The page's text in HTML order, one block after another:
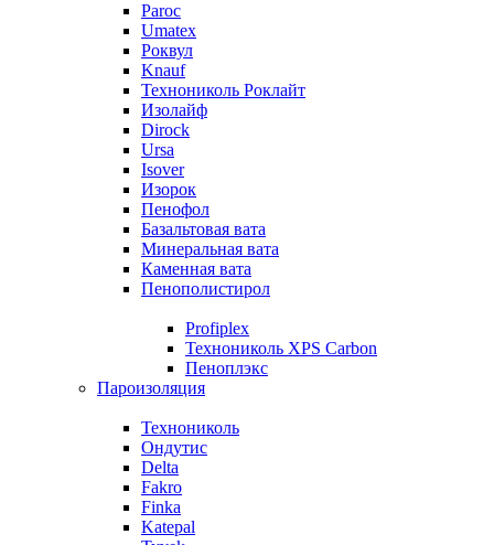
Paroc
Umatex
Роквул
Knauf
Технониколь Роклайт
Изолайф
Dirock
Ursa
Isover
Изорок
Пенофол
Базальтовая вата
Минеральная вата
Каменная вата
Пенополистирол
Profiplex
Технониколь XPS Carbon
Пеноплэкс
Пароизоляция
Технониколь
Ондутис
Delta
Fakro
Finka
Katepal